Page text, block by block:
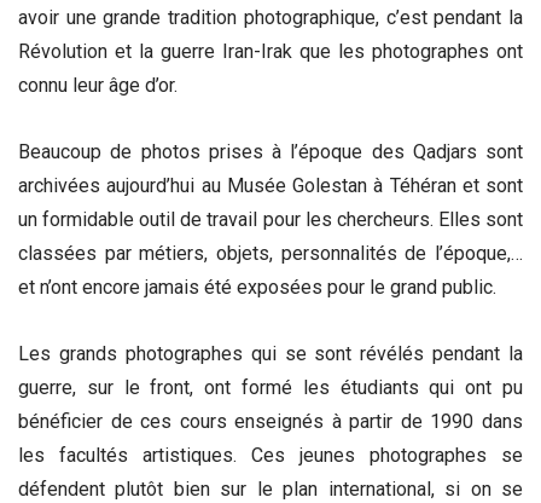
avoir une grande tradition photographique, c’est pendant la
Révolution et la guerre Iran-Irak que les photographes ont
connu leur âge d’or.
Beaucoup de photos prises à l’époque des Qadjars sont
archivées aujourd’hui au Musée Golestan à Téhéran et sont
un formidable outil de travail pour les chercheurs. Elles sont
classées par métiers, objets, personnalités de l’époque,…
et n’ont encore jamais été exposées pour le grand public.
Les grands photographes qui se sont révélés pendant la
guerre, sur le front, ont formé les étudiants qui ont pu
bénéficier de ces cours enseignés à partir de 1990 dans
les facultés artistiques. Ces jeunes photographes se
défendent plutôt bien sur le plan international, si on se